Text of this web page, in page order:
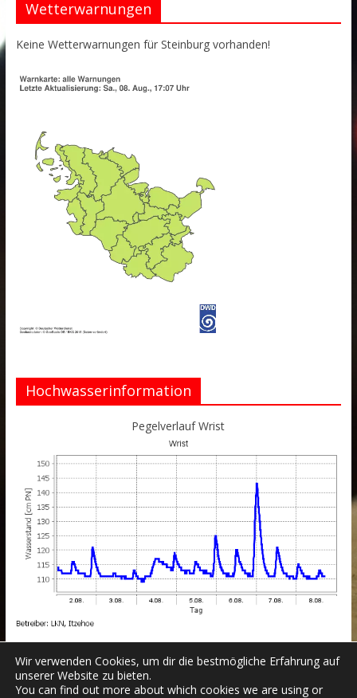
Wetterwarnungen
Keine Wetterwarnungen für Steinburg vorhanden!
Hochwasserinformation
Pegelverlauf Wrist
Wir verwenden Cookies, um dir die bestmögliche Erfahrung auf
unserer Website zu bieten.
You can find out more about which cookies we are using or